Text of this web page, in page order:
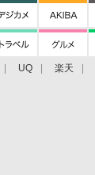
UQ 楽天